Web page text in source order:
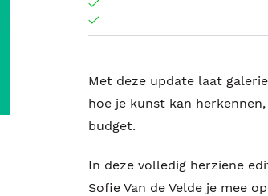
Met deze update laat
hoe je kunst kan
budget.
In deze volledig herziene
Sofie Van de Velde je mee